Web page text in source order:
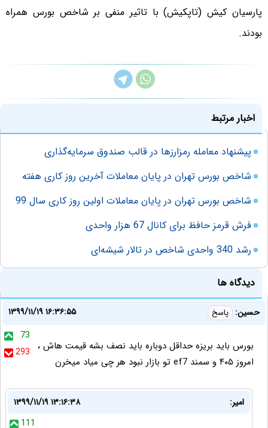
پارسیان کیش (تاپکیش) با تاثیر منفی بر شاخص بورس همراه
بودند.
اخبار مرتبط
پیشنهاد معامله رمزارزها در قالب صندوق سرمایه‌گذاری
شاخص بورس تهران در پایان معاملات آخرین روز کاری هفته
شاخص بورس تهران در پایان معاملات اولین روز کاری سال 99
فرش قرمز حافظ برای کانال 67 هزار واحدی
رشد 340 واحدی شاخص در تالار شیشه‌ای
دیدگاه ها
حسین: پاسخ
۱۳۹۹/۱۱/۱۹ ۱۶:۳۶:۵۵
73
293
بورس باید بریزه حداقل دوباره باید نصف بشه قیمت هاش ،
امروز ۴۰۵ و سمند ef7 تو بازار نبود هر چی میاد میخرن
امیر:
۱۳۹۹/۱۱/۱۹ ۱۳:۱۶:۳۸
111